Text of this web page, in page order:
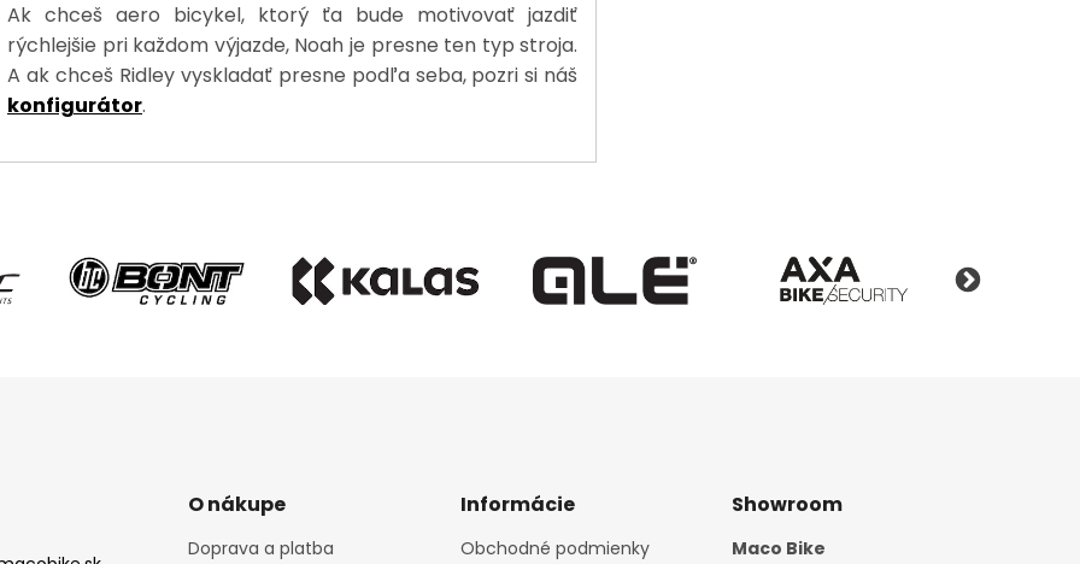
Ak chceš aero bicykel, ktorý ťa bude motivovať jazdiť
rýchlejšie pri každom výjazde, Noah je presne ten typ stroja.
A ak chceš Ridley vyskladať presne podľa seba, pozri si náš
konfigurátor.
O nákupe
Doprava a platba
Informácie
Obchodné podmienky
Showroom
Maco Bike